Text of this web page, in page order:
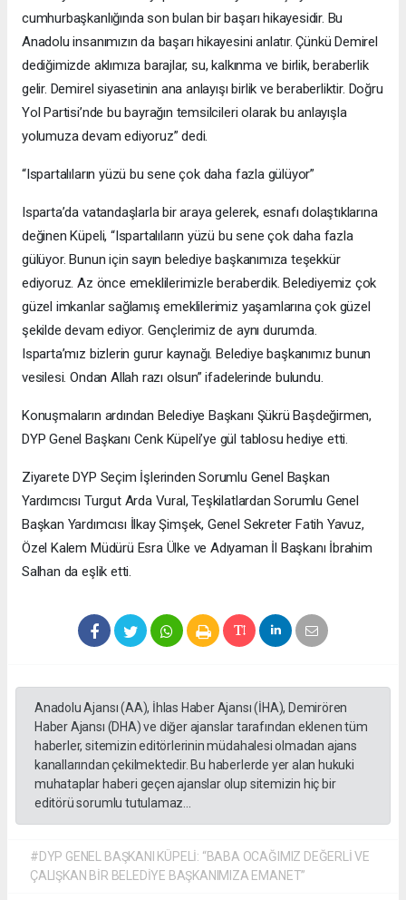
cumhurbaşkanlığında son bulan bir başarı hikayesidir. Bu
Anadolu insanımızın da başarı hikayesini anlatır. Çünkü Demirel
dediğimizde aklımıza barajlar, su, kalkınma ve birlik, beraberlik
gelir. Demirel siyasetinin ana anlayışı birlik ve beraberliktir. Doğru
Yol Partisi’nde bu bayrağın temsilcileri olarak bu anlayışla
yolumuza devam ediyoruz” dedi.
“Ispartalıların yüzü bu sene çok daha fazla gülüyor”
Isparta’da vatandaşlarla bir araya gelerek, esnafı dolaştıklarına
değinen Küpeli, “Ispartalıların yüzü bu sene çok daha fazla
gülüyor. Bunun için sayın belediye başkanımıza teşekkür
ediyoruz. Az önce emeklilerimizle beraberdik. Belediyemiz çok
güzel imkanlar sağlamış emeklilerimiz yaşamlarına çok güzel
şekilde devam ediyor. Gençlerimiz de aynı durumda.
Isparta’mız bizlerin gurur kaynağı. Belediye başkanımız bunun
vesilesi. Ondan Allah razı olsun” ifadelerinde bulundu.
Konuşmaların ardından Belediye Başkanı Şükrü Başdeğirmen,
DYP Genel Başkanı Cenk Küpeli’ye gül tablosu hediye etti.
Ziyarete DYP Seçim İşlerinden Sorumlu Genel Başkan
Yardımcısı Turgut Arda Vural, Teşkilatlardan Sorumlu Genel
Başkan Yardımcısı İlkay Şimşek, Genel Sekreter Fatih Yavuz,
Özel Kalem Müdürü Esra Ülke ve Adıyaman İl Başkanı İbrahim
Salhan da eşlik etti.
Anadolu Ajansı (AA), İhlas Haber Ajansı (İHA), Demirören
Haber Ajansı (DHA) ve diğer ajanslar tarafından eklenen tüm
haberler, sitemizin editörlerinin müdahalesi olmadan ajans
kanallarından çekilmektedir. Bu haberlerde yer alan hukuki
muhataplar haberi geçen ajanslar olup sitemizin hiç bir
editörü sorumlu tutulamaz...
#DYP GENEL BAŞKANI KÜPELİ: “BABA OCAĞIMIZ DEĞERLİ VE
ÇALIŞKAN BİR BELEDİYE BAŞKANIMIZA EMANET”